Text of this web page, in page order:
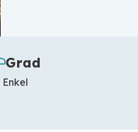
Grad
Enkel